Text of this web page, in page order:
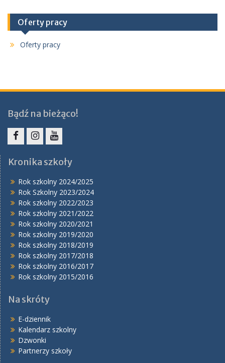
Oferty pracy
Oferty pracy
Bądź na bieżąco!
Kronika szkoły
Rok szkolny 2024/2025
Rok Szkolny 2023/2024
Rok szkolny 2022/2023
Rok szkolny 2021/2022
Rok szkolny 2020/2021
Rok szkolny 2019/2020
Rok szkolny 2018/2019
Rok szkolny 2017/2018
Rok szkolny 2016/2017
Rok szkolny 2015/2016
Na skróty
E-dziennik
Kalendarz szkolny
Dzwonki
Partnerzy szkoły